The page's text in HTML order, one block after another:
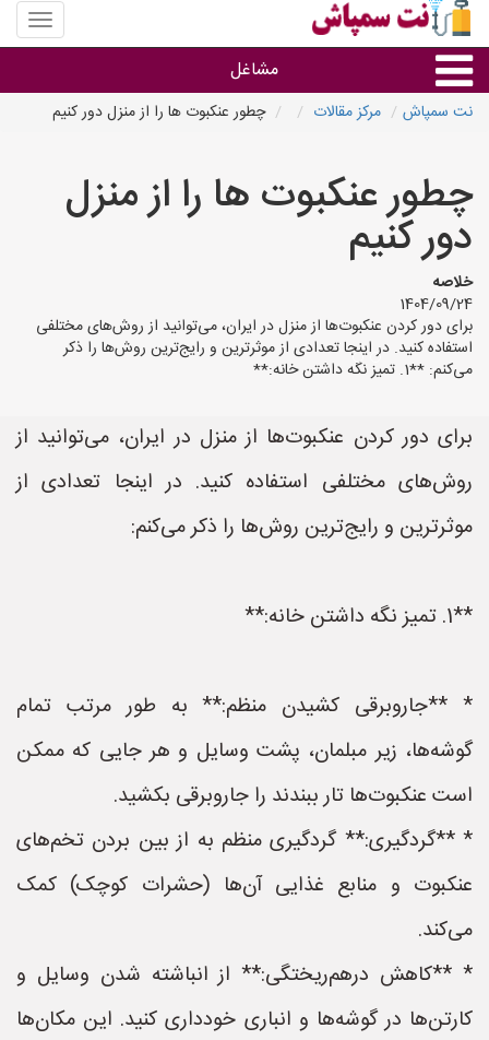
منوی
سایت
مشاغل
استان ها
نت سمپاش مرکز مقالات چطور عنکبوت ها را از منزل دور کنیم
چطور عنکبوت ها را از منزل
دور کنیم
خلاصه
1404/09/24
برای دور کردن عنکبوت‌ها از منزل در ایران، می‌توانید از روش‌های مختلفی
استفاده کنید. در اینجا تعدادی از موثرترین و رایج‌ترین روش‌ها را ذکر
می‌کنم: **1. تمیز نگه داشتن خانه:**
برای دور کردن عنکبوت‌ها از منزل در ایران، می‌توانید از
روش‌های مختلفی استفاده کنید. در اینجا تعدادی از
موثرترین و رایج‌ترین روش‌ها را ذکر می‌کنم:
**1. تمیز نگه داشتن خانه:**
* **جاروبرقی کشیدن منظم:** به طور مرتب تمام
گوشه‌ها، زیر مبلمان، پشت وسایل و هر جایی که ممکن
است عنکبوت‌ها تار ببندند را جاروبرقی بکشید.
* **گردگیری:** گردگیری منظم به از بین بردن تخم‌های
عنکبوت و منابع غذایی آن‌ها (حشرات کوچک) کمک
می‌کند.
* **کاهش درهم‌ریختگی:** از انباشته شدن وسایل و
کارتن‌ها در گوشه‌ها و انباری خودداری کنید. این مکان‌ها